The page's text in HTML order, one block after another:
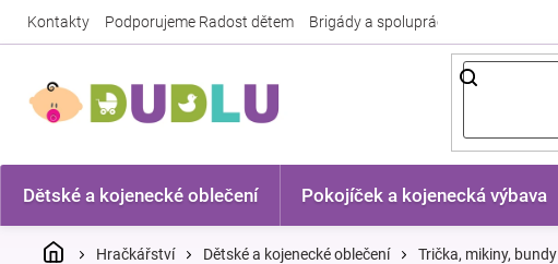
Kontakty Podporujeme Radost dětem Brigády a spolupráce
Dětské a kojenecké oblečení Pokojíček a kojenecká výbava
DomůHračkářství Dětské a kojenecké oblečení Trička, mikiny, bundy